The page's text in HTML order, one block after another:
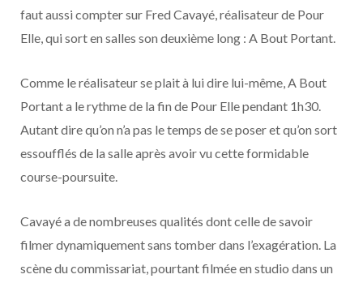
faut aussi compter sur Fred Cavayé, réalisateur de Pour
Elle, qui sort en salles son deuxième long : A Bout Portant.
Comme le réalisateur se plait à lui dire lui-même, A Bout
Portant a le rythme de la fin de Pour Elle pendant 1h30.
Autant dire qu’on n’a pas le temps de se poser et qu’on sort
essoufflés de la salle après avoir vu cette formidable
course-poursuite.
Cavayé a de nombreuses qualités dont celle de savoir
filmer dynamiquement sans tomber dans l’exagération. La
scène du commissariat, pourtant filmée en studio dans un